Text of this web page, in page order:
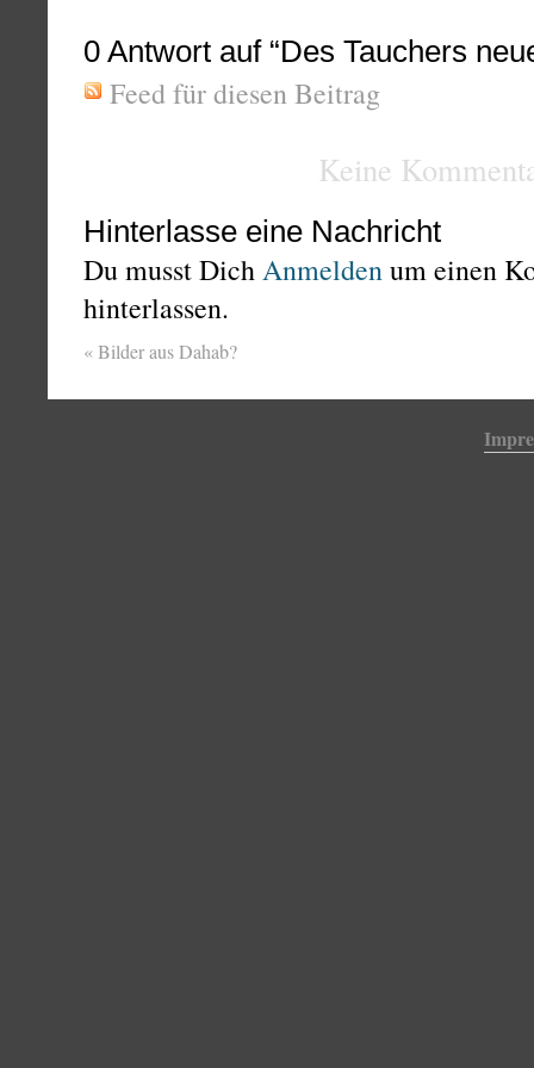
0 Antwort auf “Des Tauchers
Feed für diesen Beitrag
Keine
Hinterlasse eine Nachricht
Du musst DichAnmeldenum einen
hinterlassen.
«Bilder aus Dahab?